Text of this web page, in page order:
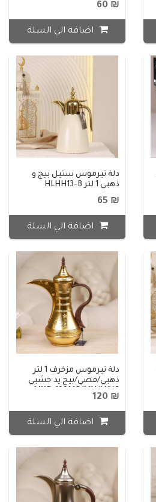
₪ 60
اضافة الي السلة
دلة تيرموس ستيل بيج و
ذهبي 1 لتر HLHH13-B
₪ 65
اضافة الي السلة
دلة تيرموس مزخرف 1 لتر
ذهبي/فضي/بيج يد خشبي
MXD-100MG/MN/MIVG
₪ 120
اضافة الي السلة